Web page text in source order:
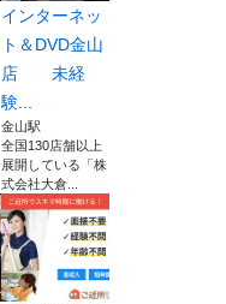
インターネッ
ト＆DVD金山
店 未経
験...
金山駅
全国130店舗以上
展開している「株
式会社大倉...